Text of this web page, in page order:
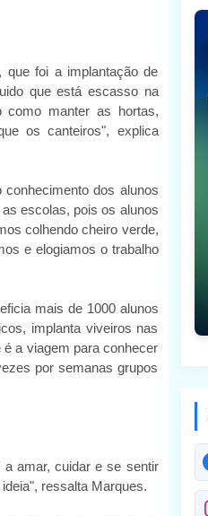
que foi a implantação de
que está escasso na
como manter as hortas,
os canteiros", explica
dos alunos
escolas, pois os alunos
colhendo cheiro verde,
e elogiamos o trabalho
mais de 1000 alunos
implanta viveiros nas
a viagem para conhecer
por semanas grupos
a amar, cuidar e se sentir
ressalta Marques.